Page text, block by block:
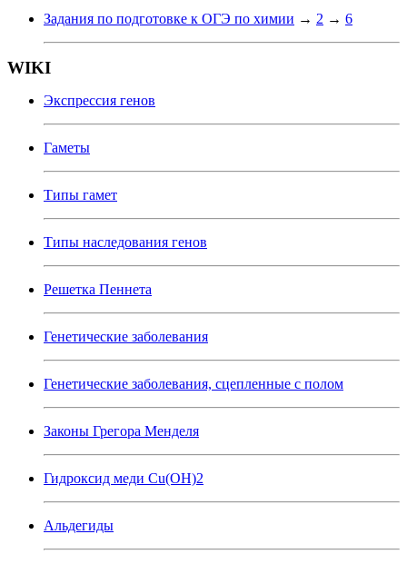
Задания по подготовке к ОГЭ по химии → 2 → 6
WIKI
Экспрессия генов
Гаметы
Типы гамет
Типы наследования генов
Решетка Пеннета
Генетические заболевания
Генетические заболевания, сцепленные с полом
Законы Грегора Менделя
Гидроксид меди Cu(OH)2
Альдегиды